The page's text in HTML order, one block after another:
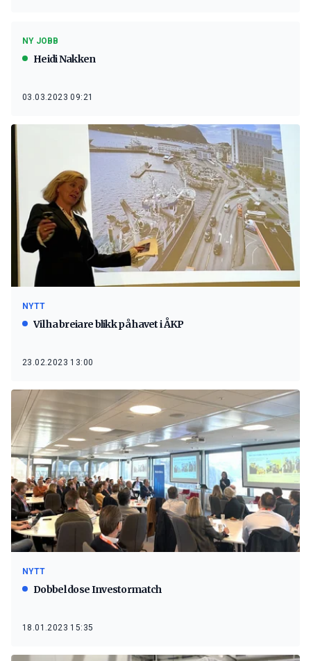
NY JOBB
Heidi Nakken
03.03.2023 09:21
NYTT
Vil ha breiare blikk på havet i ÅKP
23.02.2023 13:00
NYTT
Dobbel dose Investormatch
18.01.2023 15:35